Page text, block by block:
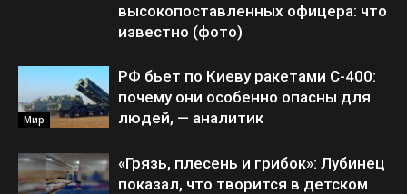
высокопоставленных офицера: что
известно (фото)
Мир
РФ бьет по Киеву ракетами С-400:
почему они особенно опасны для
людей, — аналитик
«Грязь, плесень и грибок»: Лубинец
показал, что творится в детском